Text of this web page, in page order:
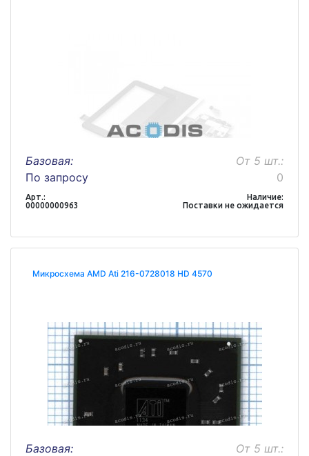
Базовая:
По запросу
От 5 шт.:
0
Арт.:
00000000963
Наличие:
Поставки не ожидается
Микросхема AMD Ati 216-0728018 HD 4570
Базовая:
От 5 шт.: